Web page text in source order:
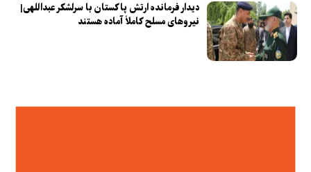
دیدار فرمانده ارتش پاکستان با سرلشکر عبداللهی|
نیرو‌های مسلح کاملاً آماده هستند